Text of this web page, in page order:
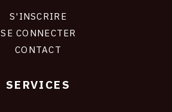
S'INSCRIRE
SE CONNECTER
CONTACT
SERVICES